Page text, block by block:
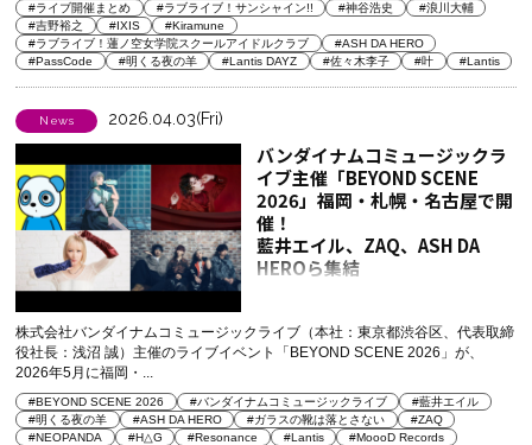
#ライブ開催まとめ #ラブライブ！サンシャイン!! #神谷浩史
#浪川大輔
#吉野裕之
#IXIS
#Kiramune
#ラブライブ！蓮ノ空女学院スクールアイドルクラブ
#ASH DA HERO
#PassCode
#明くる夜の羊 #Lantis DAYZ #佐々木李子 #叶 #Lantis
News 2026.04.03(Fri)
バンダイナムコミュージックラ
イブ主催「BEYOND SCENE
2026」福岡・札幌・名古屋で開
催！
藍井エイル、ZAQ、ASH DA
HEROら集結
株式会社バンダイナムコミュージックライブ（本社：東京都渋谷区、代表取締
役社長：浅沼 誠）主催のライブイベント「BEYOND SCENE 2026」が、
2026年5月に福岡・...
#BEYOND SCENE 2026 #バンダイナムコミュージックライブ
#藍井エイル
#明くる夜の羊
#ASH DA HERO #ガラスの靴は落とさない
#ZAQ
#NEOPANDA
#H△G #Resonance #Lantis #MoooD Records